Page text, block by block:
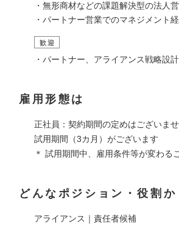
・無形商材などの課題解決型の法人
・パートナー営業でのマネジメント
歓迎
・パートナー、アライアンス戦略設
雇用形態は
正社員：契約期間の定めはございま
試用期間（3カ月）がございます
＊ 試用期間中、雇用条件等が変わる
どんなポジション・役割か
アライアンス｜責任者候補